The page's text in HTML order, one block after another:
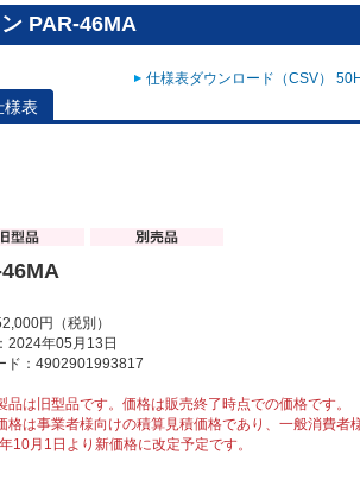
PAR-46MA
仕様表ダウンロード（CSV）
様表
円（税別）
2024年05月13日
ド：4902901993817
は旧型品です。価格は販売終了時点での価格です。
は事業者様向けの積算見積価格であり、一般消費者
10月1日より新価格に改定予定です。